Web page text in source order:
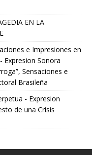
EN LA
e Impresiones en
Expresion Sonora
Sensaciones e
Brasileña
- Expresion
de una Crisis